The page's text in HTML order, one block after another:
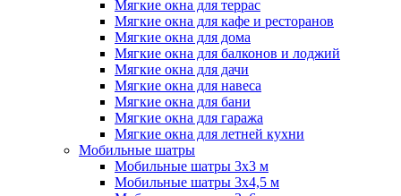
Мягкие окна для террас
Мягкие окна для кафе и ресторанов
Мягкие окна для дома
Мягкие окна для балконов и лоджий
Мягкие окна для дачи
Мягкие окна для навеса
Мягкие окна для бани
Мягкие окна для гаража
Мягкие окна для летней кухни
Мобильные шатры
Мобильные шатры 3х3 м
Мобильные шатры 3х4,5 м